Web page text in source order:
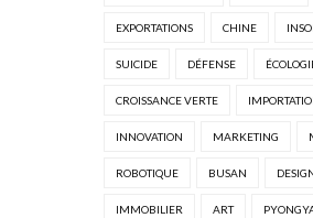
EXPORTATIONS CHINE
SUICIDE DÉFENSE
CROISSANCE VERTE
INNOVATION MARKETING
ROBOTIQUE BUSAN
IMMOBILIER ART